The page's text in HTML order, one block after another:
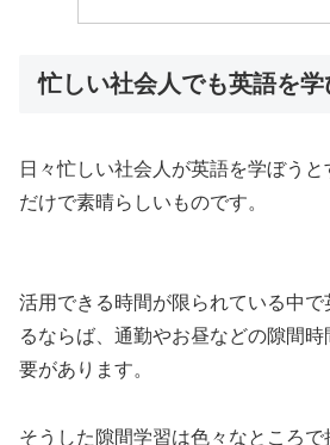
忙しい社会人でも英語を学
日々忙しい社会人が英語を学ぼう
だけで素晴らしいものです。
活用できる時間が限られている中
るならば、通勤やお昼などの隙間
要があります。
そうした隙間学習は色々なところ